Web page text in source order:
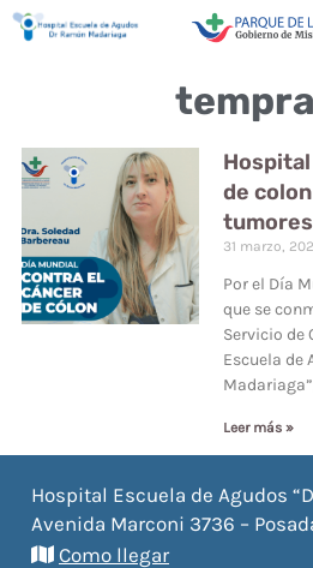
de
31 marzo,
Por el Día
que se
Servicio de
Escuela de
Leer más »
Hospital Escuela de Agudos
Avenida Marconi 3736 –
Como llegar